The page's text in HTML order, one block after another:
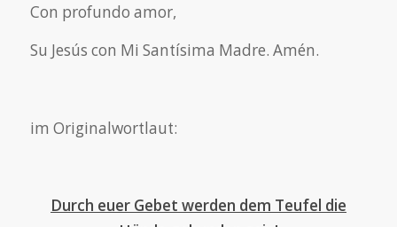
Con profundo amor,
Su Jesús con Mi Santísima Madre. Amén.
im Originalwortlaut:
Durch euer Gebet werden dem Teufel die